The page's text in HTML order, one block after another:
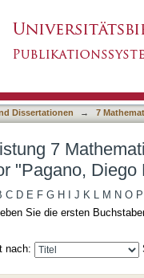
Dissertationen → 7
7
"Pagano, Diego
C D E F G H J K L M N O P
Sie die ersten
nach: